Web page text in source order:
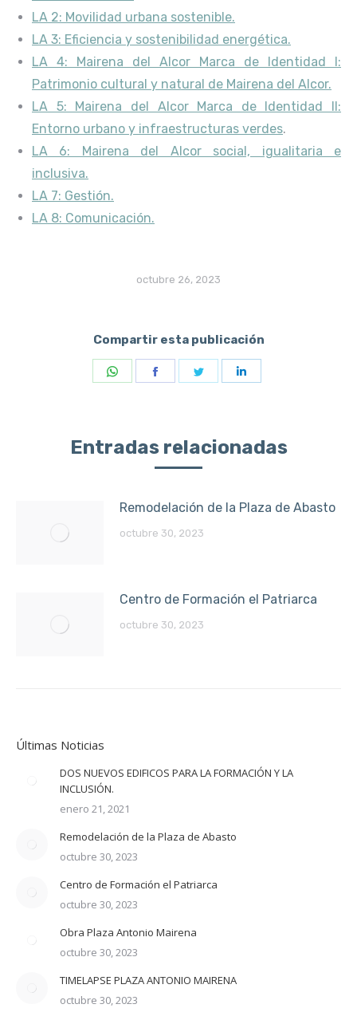
LA 2: Movilidad urbana sostenible.
LA 3: Eficiencia y sostenibilidad energética.
LA 4: Mairena del Alcor Marca de Identidad I:
Patrimonio cultural y natural de Mairena del Alcor.
LA 5: Mairena del Alcor Marca de Identidad II:
Entorno urbano y infraestructuras verdes.
LA 6: Mairena del Alcor social, igualitaria e
inclusiva.
LA 7: Gestión.
LA 8: Comunicación.
octubre 26, 2023
Compartir esta publicación
Share
Share
Share
Entradas relacionadas
Remodelación de la Plaza de Abasto
octubre 30, 2023
Centro de Formación el Patriarca
octubre 30, 2023
Últimas Noticias
DOS NUEVOS EDIFICOS PARA LA FORMACIÓN Y LA
INCLUSIÓN.
enero 21, 2021
Remodelación de la Plaza de Abasto
octubre 30, 2023
Centro de Formación el Patriarca
octubre 30, 2023
Obra Plaza Antonio Mairena
octubre 30, 2023
TIMELAPSE PLAZA ANTONIO MAIRENA
octubre 30, 2023